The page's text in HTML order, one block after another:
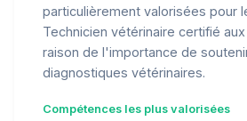
particulièrement valorisées pour
Technicien vétérinaire certifié
raison de l'importance de
diagnostiques vétérinaires.
Compétences les plus valorisées